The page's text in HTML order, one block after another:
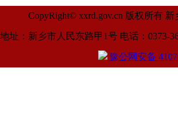
CopyRight© xxrd.gov.cn 版权所有
地址：新乡市人民东路甲1号 电话：0373-
豫公网安备